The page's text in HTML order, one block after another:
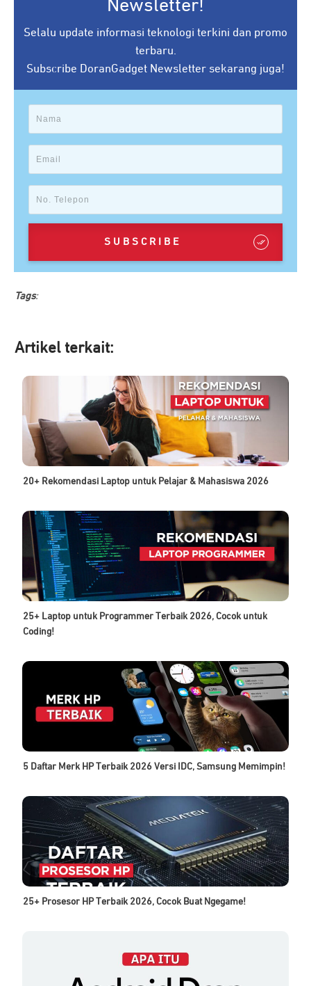
Newsletter!
Selalu update informasi teknologi terkini dan promo
terbaru.
Subscribe DoranGadget Newsletter sekarang juga!
SUBSCRIBE
Tags:
Artikel terkait:
20+ Rekomendasi Laptop untuk Pelajar & Mahasiswa 2026
25+ Laptop untuk Programmer Terbaik 2026, Cocok untuk
Coding!
5 Daftar Merk HP Terbaik 2026 Versi IDC, Samsung Memimpin!
25+ Prosesor HP Terbaik 2026, Cocok Buat Ngegame!